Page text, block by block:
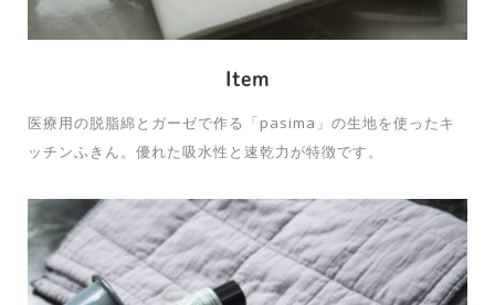
Item
医療用の脱脂綿とガーゼで作る「pasima」の生地を使ったキ
ッチンふきん。優れた吸水性と速乾力が特徴です。